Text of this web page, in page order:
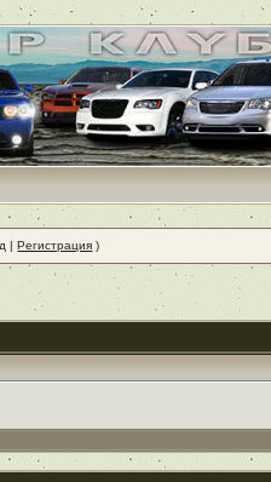
|Регистрация )